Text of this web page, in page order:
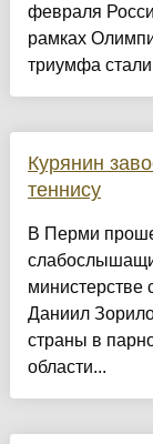
февраля
рамках
триумфа
Курянин
теннису
В Перми
министерстве
Даниил
страны в
области...